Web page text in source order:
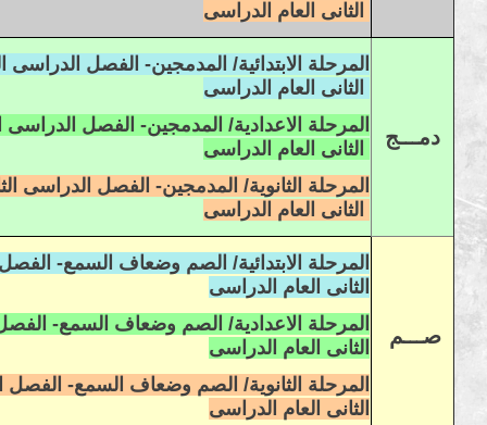
الثانى العام الدراسى
دمـــج
المرحلة الابتدائية/ المدمجين- الفصل الدراسى
الثانى العام الدراسى
المرحلة الاعدادية/ المدمجين- الفصل الدراسى
الثانى العام الدراسى
المرحلة الثانوية/ المدمجين- الفصل الدراسى
الثانى العام الدراسى
صـــم
المرحلة الابتدائية/ الصم وضعاف السمع-
الثانى العام الدراسى
المرحلة الاعدادية/ الصم وضعاف السمع-
الثانى العام الدراسى
المرحلة الثانوية/ الصم وضعاف السمع- الفصل
الثانى العام الدراسى